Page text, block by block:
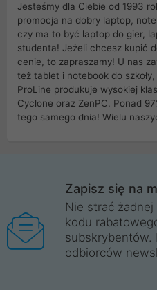
Jesteśmy dla Ciebie od 1993
promocja na dobry laptop,
czy ma to być laptop do gier,
studenta! Jeżeli chcesz kupić
cenie, to zapraszamy! U nas
też tablet i notebook do
ProLine produkuje wysokiej
Cyclone oraz ZenPC. Ponad
tego samego dnia! Wielu
Wrocław, Poznań, Legnica,
Trzebnica, Opole. Szybka i
ProLine to polska firma ze
legalnie i płacimy podatki w
główną w Mirkowie oraz
komunikacja ze sklepem
Zapisz się na
Nie strać
kodu
subskrybentów.
odbiorców